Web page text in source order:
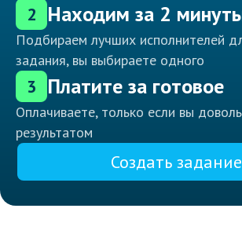
2 Находим за 2
Подбираем лучших исполнителей
задания, вы выбираете одного
3 Платите за готовое
Оплачиваете, только если вы
результатом
Создать задание